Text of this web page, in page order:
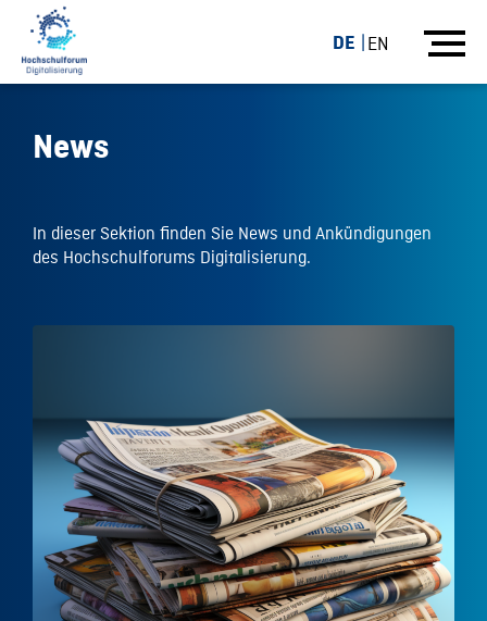
DE EN
News
In dieser Sektion finden Sie News und Ankündigungen
des Hochschulforums Digitalisierung.